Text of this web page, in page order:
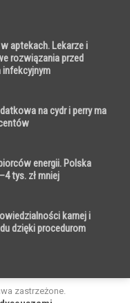
aptekach. Lekarze i
rozwiązania przed
infekcyjnym
na cydr i perry ma
energii. Polska
tys. zł mniej
karnej i
dzięki procedurom
zastrzeżone.